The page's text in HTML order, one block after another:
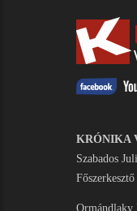
KRÓNIKA
Szabados
Főszerkesztő
Ormándlaky